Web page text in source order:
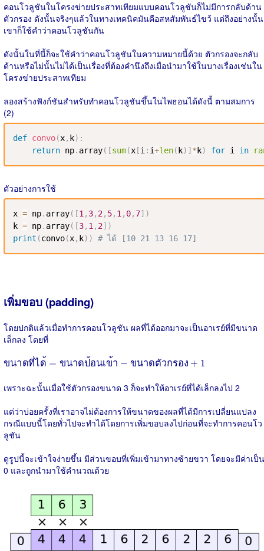
คอนโวลูชันในโครงข่ายประสาทเทียมแบบคอนโวลูชันก็ไม่มีการกลับด้าน
ตัวกรอง ดังนั้นจริงๆแล้วในทางเทคนิคมันคือสหสัมพันธ์ไขว้ แต่ถึงอย่างนั้น
เขาก็ใช้คำว่าคอนโวลูชันกัน
ดังนั้นในที่นี้ก็จะใช้คำว่าคอนโวลูชันในความหมายนี้ด้วย ตัวกรองจะกลับ
ด้านหรือไม่นั้นไม่ได้เป็นเรื่องที่ต้องคำนึงถึงเมื่อนำมาใช้ในบางเรื่องเช่นใน
โครงข่ายประสาทเทียม
ลองสร้างฟังก์ชันสำหรับทำคอนโวลูชันขึ้นในไพธอนได้ดังนี้ ตามสมการ
(2)
def convo(x, k) :
return np. array( [sum(x [i: i+len( k) ] * k) for i in
ตัวอย่างการใช้
x = np. array( [1, 3, 2, 5, 1, 0, 7] )
k = np. array( [3, 1, 2] )
print (convo(x, k) ) # ได้ [10 21 13 16 17]
เพิ่มขอบ (padding)
โดยปกติแล้วเมื่อทำการคอนโวลูชัน ผลที่ได้ออกมาจะเป็นอาเรย์ที่มีขนาด
เล็กลง โดยที่
ขนาดทได = ขนาดปอนเขา − ขนาดตวกรอง + 1
ขนาดทได= นาดปอนเขา−ข าดตวกรอง+1
เพราะฉะนั้นเมื่อใช้ตัวกรองขนาด 3 ก็จะทำให้อาเรย์ที่ได้เล็กลงไป 2
แต่ว่าบ่อยครั้งที่เราอาจไม่ต้องการให้ขนาดของผลที่ได้มีการเปลี่ยนแปลง
กรณีแบบนี้โดยทั่วไปจะทำได้โดยการเพิ่มขอบลงไปก่อนที่จะทำการคอนโว
ลูชัน
ดูรูปนี้จะเข้าใจง่ายขึ้น มีส่วนขอบที่เพิ่มเข้ามาทางซ้ายขวา โดยจะมีค่าเป็น
0 และถูกนำมาใช้คำนวณด้วย